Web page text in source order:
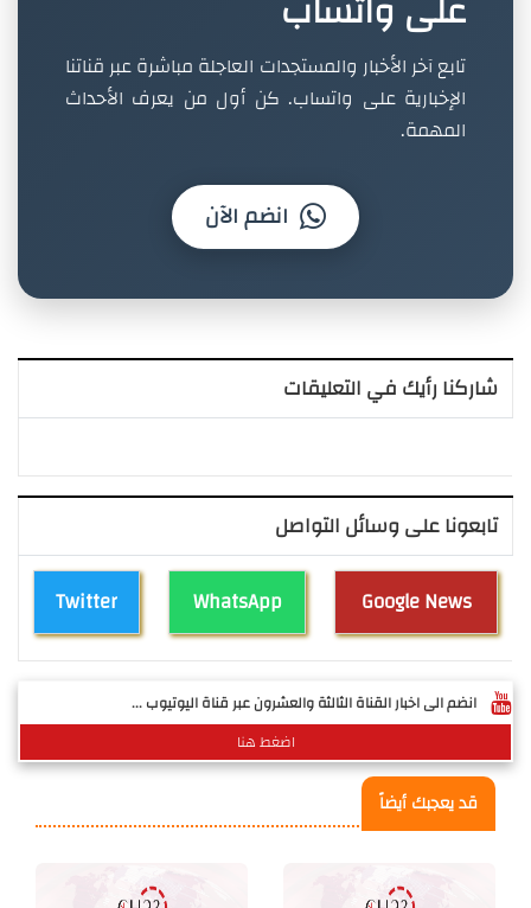
تابع آخر الأخبار والمستجدات العاجلة مباشرة عبر قناتنا
الإخبارية على واتساب. كن أول من يعرف الأحداث
المهمة.
انضم الآن
شاركنا رأيك في التعليقات
تابعونا على وسائل التواصل
Twitter WhatsApp Google News
انضم الى اخبار القناة الثالثة والعشرون عبر قناة اليوتيوب ...
اضغط هنا
قد يعجبك أيضاً